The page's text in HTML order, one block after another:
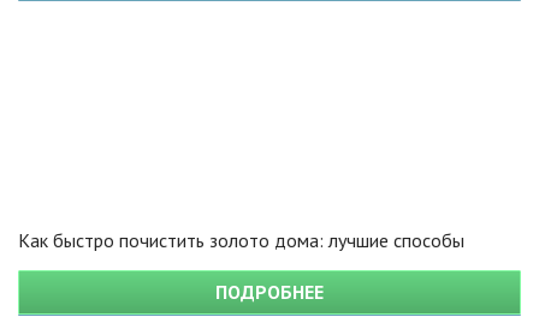
Как быстро почистить золото дома: лучшие способы
ПОДРОБНЕЕ